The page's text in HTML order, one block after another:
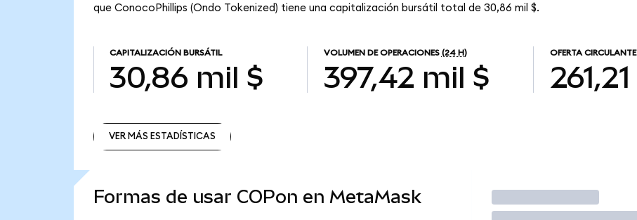
que ConocoPhillips (Ondo Tokenized) tiene una capitalización bursátil total de 30,86 mil $.
CAPITALIZACIÓN BURSÁTIL
30,86 mil $
VOLUMEN DE OPERACIONES (24 H)
397,42 mil $
OFERTA CIRCULANTE
261,21
VER MÁS ESTADÍSTICAS
Formas de usar COPon en MetaMask Operar